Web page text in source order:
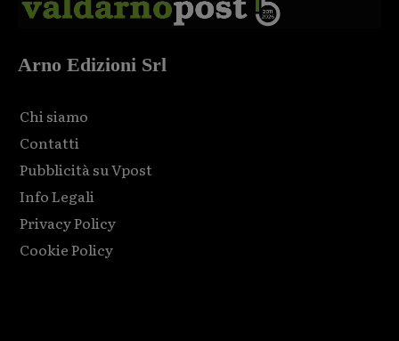
Arno Edizioni Srl
Chi siamo
Contatti
Pubblicità su Vpost
Info Legali
Privacy Policy
Cookie Policy